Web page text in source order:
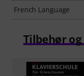
French Language
Tilbehør